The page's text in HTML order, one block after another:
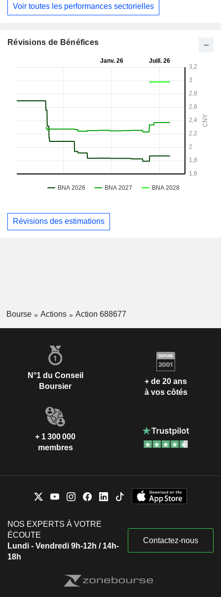
Voir toutes les performances sectorielles
Révisions de Bénéfices
Révisions des estimations
Bourse Actions Action 688677
N°1 du Conseil
Boursier
+ de 20 ans
à vos côtés
+ 1 300 000
membres
NOS EXPERTS À VOTRE
ÉCOUTE
Lundi - Vendredi 9h-12h / 14h-
18h
Contactez-nous